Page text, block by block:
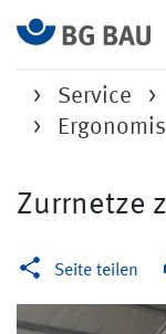
Service
Zurrnetze
Seite teilen